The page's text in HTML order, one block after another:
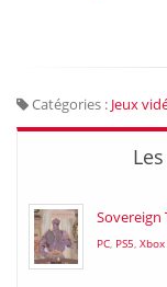
Catégories : Jeux
Sovereign
PC, PS5,